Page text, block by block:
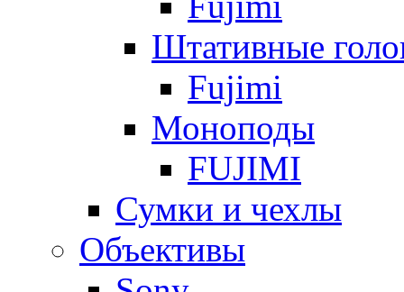
Штативные
Fujimi
Моноподы
FUJIMI
Сумки и чехлы
Объективы